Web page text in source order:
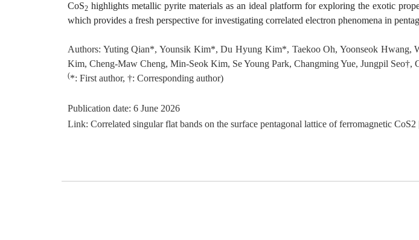
CoS2 highlights metallic pyrite materials as an ideal platform for exploring the exotic
which provides a fresh perspective for investigating correlated electron phenomena in
Authors: Yuting Qian*, Younsik Kim*, Du Hyung Kim*, Taekoo Oh, Yoonseok Hwang,
Kim, Cheng-Maw Cheng, Min-Seok Kim, Se Young Park, Changming Yue, Jungpil Seo†,
(*: First author, †: Corresponding author)
Publication date: 6 June 2026
Link: Correlated singular flat bands on the surface pentagonal lattice of ferromagnetic